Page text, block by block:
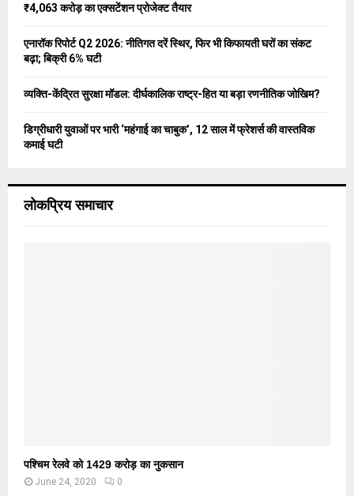
₹4,063 करोड़ का एक्सटेंशन प्रोजेक्ट तैयार
एनारॉक रिपोर्ट Q2 2026: नीतिगत दरें स्थिर, फिर भी किफायती घरों का संकट
बढ़ा; बिक्री 6% घटी
व्यक्ति-केंद्रित सुरक्षा मॉडल: दीर्घकालिक राष्ट्र-हित या बड़ा रणनीतिक जोखिम?
डिग्रीधारी युवाओं पर भारी ‘महंगाई का चाबुक’, 12 साल में फ्रेशर्स की वास्तविक
कमाई घटी
लोकप्रिय समाचार
पश्चिम रेलवे को 1429 करोड़ का नुकसान
June 24, 2020 0